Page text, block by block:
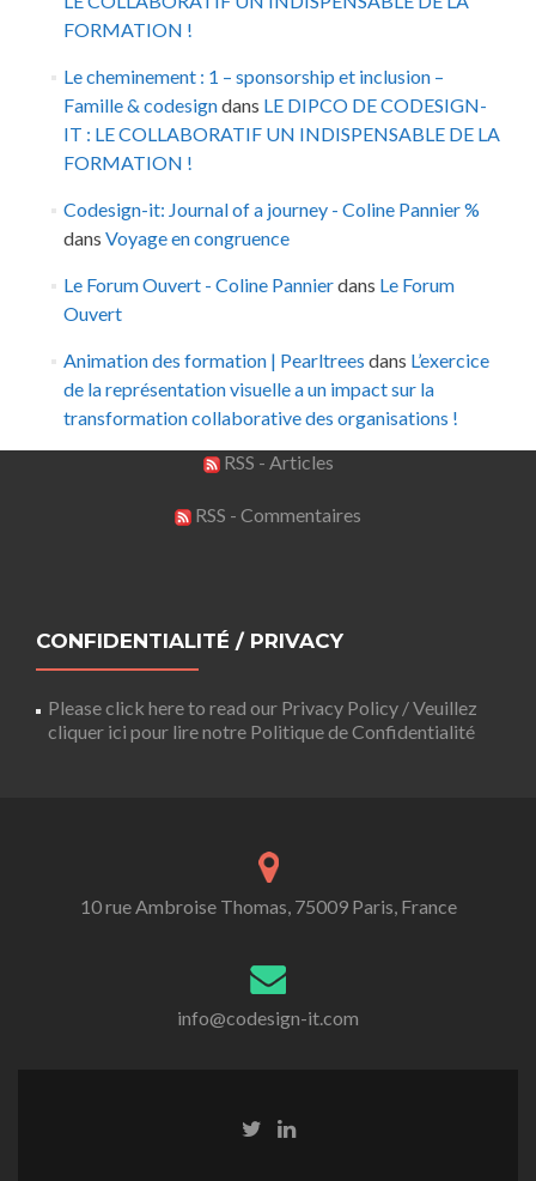
FORMATION !
Le cheminement : 1 – sponsorship et inclusion –
Famille & codesigndans LE DIPCO DE CODESIGN-
IT : LE COLLABORATIF UN INDISPENSABLE DE LA
FORMATION !
Codesign-it: Journal of a journey - Coline Pannier %
dans Voyage en congruence
Le Forum Ouvert - Coline Pannierdans Le Forum
Ouvert
Animation des formation | Pearltrees dans L’exercice
de la représentation visuelle a un impact sur la
transformation collaborative des organisations !
RSS - Articles
RSS - Commentaires
CONFIDENTIALITÉ / PRIVACY
Please click here to read our Privacy Policy / Veuillez
cliquer ici pour lire notre Politique de Confidentialité
10 rue Ambroise Thomas, 75009 Paris, France
info@codesign-it.com